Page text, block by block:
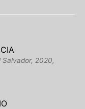
Salvador, 2020,